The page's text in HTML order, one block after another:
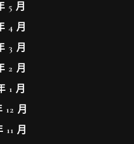
5 月
4 月
3 月
2 月
1 月
12 月
11 月